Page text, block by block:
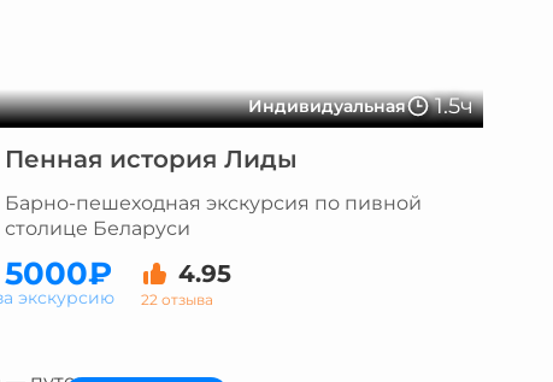
Индивидуальная 1.5ч
Пенная история Лиды
Барно-пешеходная экскурсия по пивной
столице Беларуси
5000₽ 4.95
22 отзыва
экскурсию